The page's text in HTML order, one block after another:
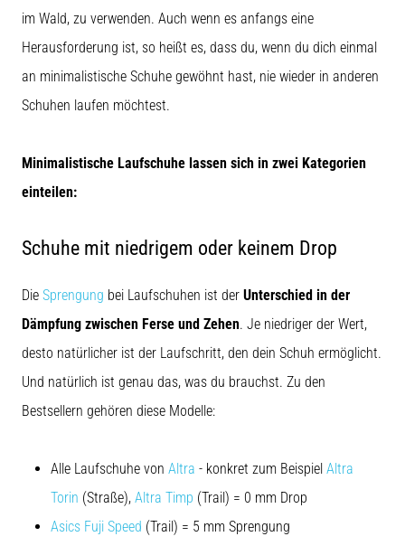
im Wald, zu verwenden. Auch wenn es anfangs eine
Herausforderung ist, so heißt es, dass du, wenn du dich einmal
an minimalistische Schuhe gewöhnt hast, nie wieder in anderen
Schuhen laufen möchtest.
Minimalistische Laufschuhe lassen sich in zwei Kategorien
einteilen:
Schuhe mit niedrigem oder keinem Drop
Die Sprengung bei Laufschuhen ist der Unterschied in der
Dämpfung zwischen Ferse und Zehen. Je niedriger der Wert,
desto natürlicher ist der Laufschritt, den dein Schuh ermöglicht.
Und natürlich ist genau das, was du brauchst. Zu den
Bestsellern gehören diese Modelle:
Alle Laufschuhe von Altra - konkret zum Beispiel Altra
Torin (Straße), Altra Timp (Trail) = 0 mm Drop
Asics Fuji Speed (Trail) = 5 mm Sprengung